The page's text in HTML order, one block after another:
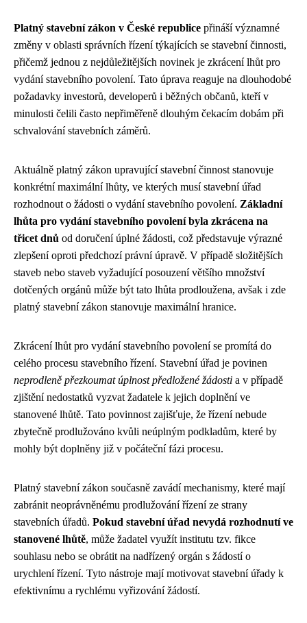
Platný stavební zákon v České republice přináší významné
změny v oblasti správních řízení týkajících se stavební činnosti,
přičemž jednou z nejdůležitějších novinek je zkrácení lhůt pro
vydání stavebního povolení. Tato úprava reaguje na dlouhodobé
požadavky investorů, developerů i běžných občanů, kteří v
minulosti čelili často nepřiměřeně dlouhým čekacím dobám při
schvalování stavebních záměrů.
Aktuálně platný zákon upravující stavební činnost stanovuje
konkrétní maximální lhůty, ve kterých musí stavební úřad
rozhodnout o žádosti o vydání stavebního povolení. Základní
lhůta pro vydání stavebního povolení byla zkrácena na
třicet dnů od doručení úplné žádosti, což představuje výrazné
zlepšení oproti předchozí právní úpravě. V případě složitějších
staveb nebo staveb vyžadující posouzení většího množství
dotčených orgánů může být tato lhůta prodloužena, avšak i zde
platný stavební zákon stanovuje maximální hranice.
Zkrácení lhůt pro vydání stavebního povolení se promítá do
celého procesu stavebního řízení. Stavební úřad je povinen
neprodleně přezkoumat úplnost předložené žádosti a v případě
zjištění nedostatků vyzvat žadatele k jejich doplnění ve
stanovené lhůtě. Tato povinnost zajišťuje, že řízení nebude
zbytečně prodlužováno kvůli neúplným podkladům, které by
mohly být doplněny již v počáteční fázi procesu.
Platný stavební zákon současně zavádí mechanismy, které mají
zabránit neoprávněnému prodlužování řízení ze strany
stavebních úřadů. Pokud stavební úřad nevydá rozhodnutí ve
stanovené lhůtě, může žadatel využít institutu tzv. fikce
souhlasu nebo se obrátit na nadřízený orgán s žádostí o
urychlení řízení. Tyto nástroje mají motivovat stavební úřady k
efektivnímu a rychlému vyřizování žádostí.